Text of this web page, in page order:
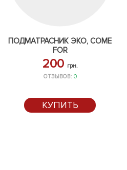
ПОДМАТРАСНИК ЭКО, COME
FOR
200 грн.
ОТЗЫВОВ: 0
КУПИТЬ